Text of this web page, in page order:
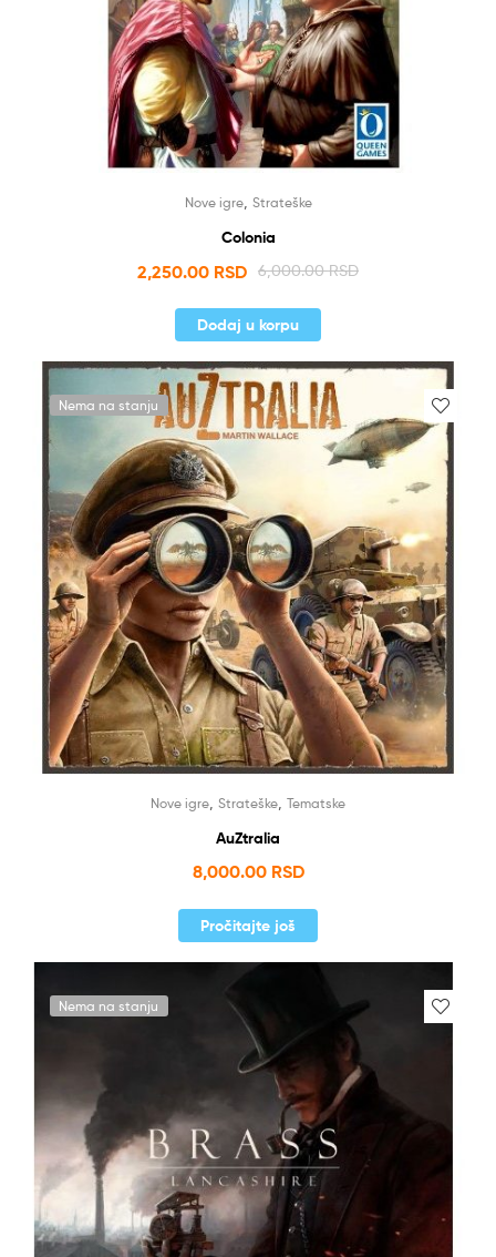
Nove igre, Strateške
Colonia
6,000.00RSD
2,250.00 RSD
Dodaj u korpu
Nema na stanju
Nove igre Strateške Tematske
AuZtralia
8,000.00 RSD
Pročitajte još
Nema na stanju